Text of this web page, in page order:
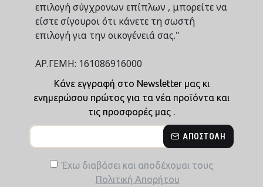
επιλογή σύγχρονων επίπλων , μπορείτε να
είστε σίγουροι ότι κάνετε τη σωστή
επιλογή για την οικογένειά σας."
ΑΡ.ΓΕΜΗ: 161086916000
Κάνε εγγραφή στο Newsletter μας κι
ενημερώσου πρώτος για τα νέα προϊόντα και
τις προσφορές μας .
ΑΠΟΣΤΟΛΉ
Έχω διαβάσει και αποδέχομαι τους
Πολιτική Απορήτου